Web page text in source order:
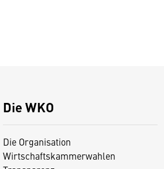
Die WKO
Die Organisation
Wirtschaftskammerwahlen